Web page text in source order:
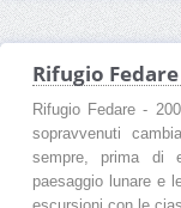
Rifugio
Rifugio Fedare -
sopravvenuti
sempre, prima di
paesaggio lunare e